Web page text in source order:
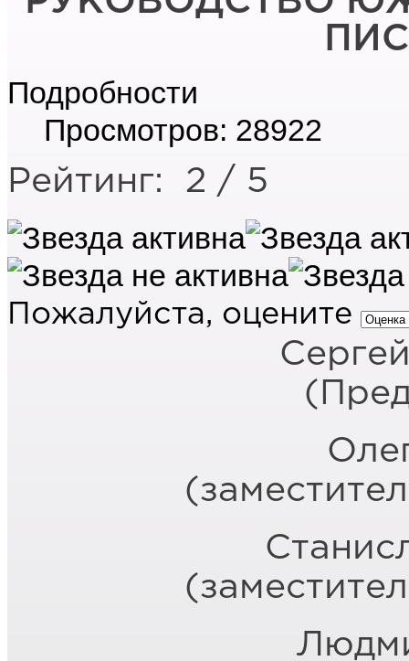
Подробности
Просмотров: 28922
Рейтинг: 2 / 5
Пожалуйста, оцените